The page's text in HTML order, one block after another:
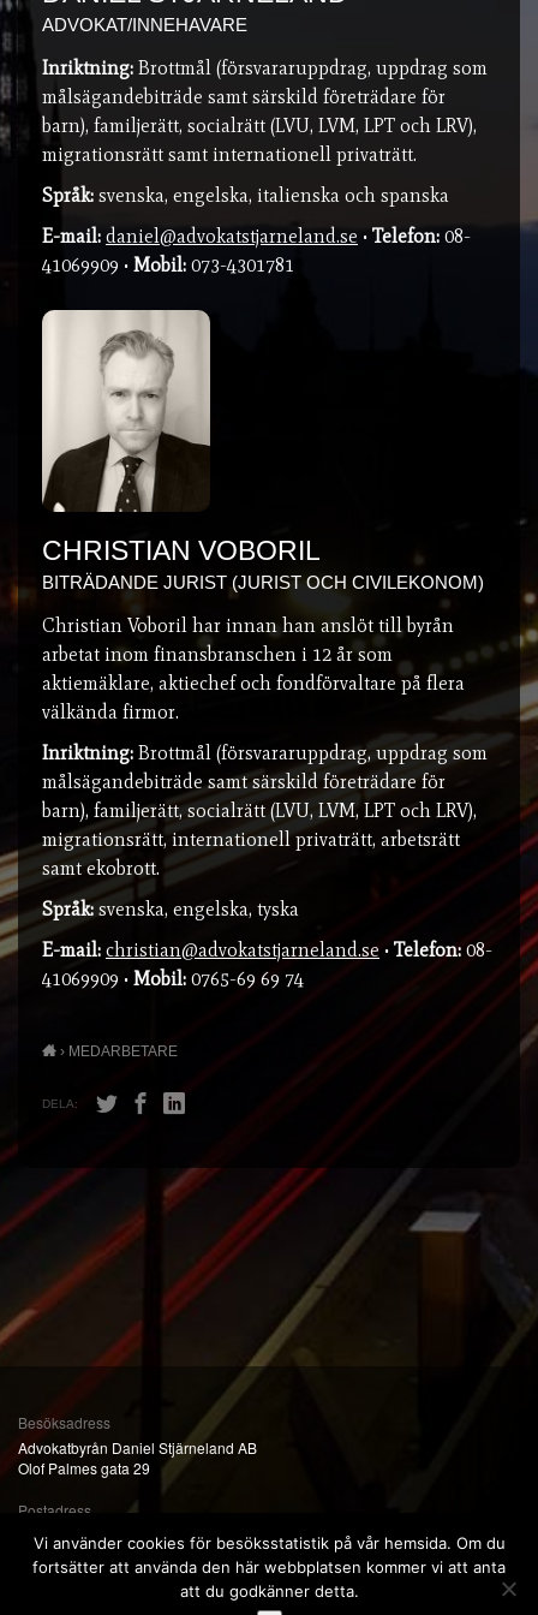
ADVOKAT/INNEHAVARE
Inriktning: Brottmål (försvararuppdrag, uppdrag som
målsägandebiträde samt särskild företrädare för
barn), familjerätt, socialrätt (LVU, LVM, LPT och LRV),
migrationsrätt samt internationell privaträtt.
Språk: svenska, engelska, italienska och spanska
E-mail: daniel@advokatstjarneland.se • Telefon: 08-
41069909 • Mobil: 073-4301781
CHRISTIAN VOBORIL
BITRÄDANDE JURIST (JURIST OCH CIVILEKONOM)
Christian Voboril har innan han anslöt till byrån
arbetat inom finansbranschen i 12 år som
aktiemäklare, aktiechef och fondförvaltare på flera
välkända firmor.
Inriktning: Brottmål (försvararuppdrag, uppdrag som
målsägandebiträde samt särskild företrädare för
barn), familjerätt, socialrätt (LVU, LVM, LPT och LRV),
migrationsrätt, internationell privaträtt, arbetsrätt
samt ekobrott.
Språk: svenska, engelska, tyska
E-mail: christian@advokatstjarneland.se • Telefon: 08-
41069909 • Mobil: 0765-69 69 74
› MEDARBETARE
DELA:
Besöksadress
Advokatbyrån Daniel Stjärneland AB
Olof Palmes gata 29
Postadress
Olof Palmes gata 29
111 22 Stockholm
Vi använder cookies för besöksstatistik på vår hemsida. Om du
fortsätter att använda den här webbplatsen kommer vi att anta
att du godkänner detta.